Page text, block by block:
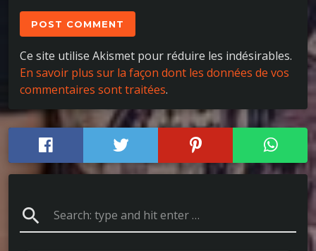
Ce site utilise Akismet pour réduire les indésirables.
En savoir plus sur la façon dont les données de vos
commentaires sont traitées.
search